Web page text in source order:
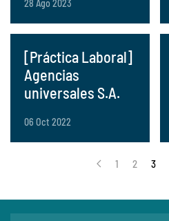
28 Ago 2023
[Práctica Laboral]
Agencias
universales S.A.
06 Oct 2022
1 2 3